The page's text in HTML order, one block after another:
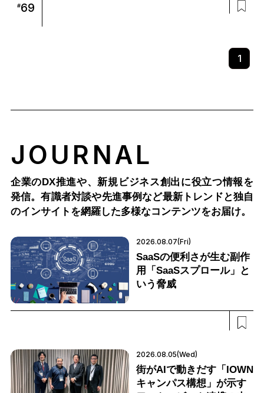
#69
1
JOURNAL
企業のDX推進や、新規ビジネス創出に役立つ情報を
発信。有識者対談や先進事例など最新トレンドと独自
のインサイトを網羅した多様なコンテンツをお届け。
2026.08.07(Fri)
SaaSの便利さが生む副作
用「SaaSスプロール」と
いう脅威
2026.08.05(Wed)
街がAIで動きだす「IOWN
キャンパス構想」が示す